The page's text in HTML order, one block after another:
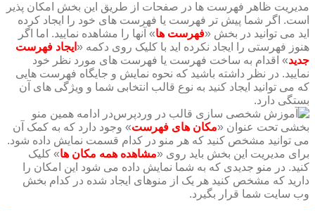
مدیریت ظاهر فهرست ها در صفحات از طریق این بخش امکان پذیر
است. اگر شما پیش تر فهرست یا فهرست های خود را ایجاد کرده
اید می توانید در بخش «فهرست ها» آنها را مشاهده نمایید. اما اگر
هنوز فهرستی را ایجاد نکرده اید با کلیک روی دکمه « ایجاد فهرست
جدید» اقدام به ساخت فهرست یا فهرست های مورد نظر خود
نمایید. در نظر داشته باشید که نحوه نمایش و جایگاه فهرست هایی
که می توانید ایجاد کنید به نوع قالب انتخابی شما و ویژگی های آن
بستگی دارد.
در ادامه همین منو
بخشی تحت عنوان «مکان های فهرست» وجود دارد که به کمک آن
می توانید مشخص کنید که هر منو در کدام قسمت نمایش داده شود.
برای مدیریت این بخش باید روی «مشاهده همه مکان ها» کلیک
کنید. در منو جدیدی که به شما نمایش داده می شود این امکان را
دارید که مشخص کنید هر یک از منوهای ایجاد شده در کدام بخش
وب سایت شما قرار بگیرد.